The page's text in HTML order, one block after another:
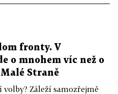
fronty. V
o mnohem víc než o
Straně
Záleží samozřejmě